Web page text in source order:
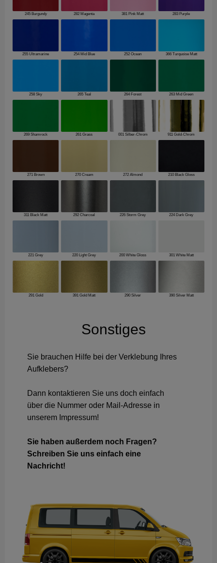
245 Burgundy 282 Magenta 381 Pink Matt 283 Purple
255 Ultramarine 254 Mid Blue 252 Ocean 366 Turquoise Matt
258 Sky 265 Teal 264 Forest 263 Mid Green
269 Shamrock 261 Grass 001 Silber-Chrom 911 Gold-Chrom
271 Brown 270 Cream 272 Almond 210 Black Gloss
311 Black Matt 292 Charcoal 226 Storm Grey 224 Dark Grey
221 Grey 220 Light Grey 200 White Gloss 301 White Matt
291 Gold 391 Gold Matt 290 Silver 390 Silver Matt
Sonstiges
Sie brauchen Hilfe bei der Verklebung Ihres
Aufklebers?
Dann kontaktieren Sie uns doch einfach
über die Nummer oder Mail-Adresse in
unserem Impressum!
Sie haben außerdem noch Fragen?
Schreiben Sie uns einfach eine
Nachricht!